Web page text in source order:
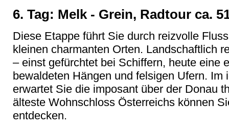
6. Tag: Melk - Grein, Radtour ca.
Diese Etappe führt Sie durch reizvolle
kleinen charmanten Orten. Landschaftlich
– einst gefürchtet bei Schiffern, heute eine
bewaldeten Hängen und felsigen Ufern.
erwartet Sie die imposant über der Donau
älteste Wohnschloss Österreichs können
entdecken.